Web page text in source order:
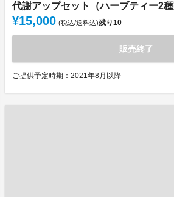
代謝アップセット（ハーブティー2種
¥15,000 (税込/送料込)残り10
販売終了
ご提供予定時期：2021年8月以降